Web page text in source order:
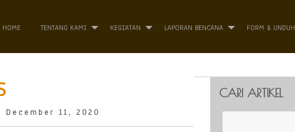
HOME TENTANG KAMI KEGIATAN LAPORAN BENCANA FORM & UNDUH
December 11, 2020
CARI ARTIKEL